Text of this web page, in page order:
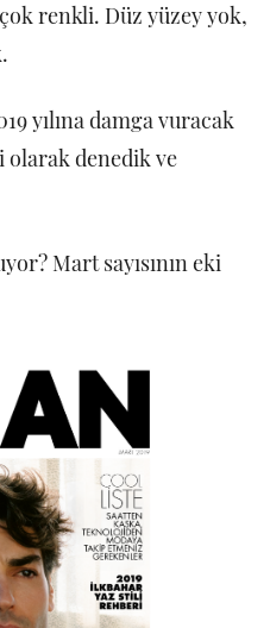
renkli. Düz yüzey yok,
yılına damga vuracak
denedik ve
Mart sayısının eki